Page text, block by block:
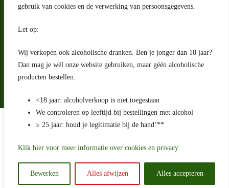
gebruik van cookies en de verwerking van persoonsgegevens.
Let op:
Wij verkopen ook alcoholische dranken. Ben je jonger dan 18 jaar?
Dan mag je wél onze website gebruiken, maar géén alcoholische
producten bestellen.
<18 jaar: alcoholverkoop is niet toegestaan
We controleren op leeftijd bij bestellingen met alcohol
≥ 25 jaar: houd je legitimatie bij de hand’**
Klik hier voor meer informatie over cookies en privacy
Bewerken Alles afwijzen Alles accepteren
Facebook
Herroepingsrecht
Bij bezorging van alcoholhoudende dranken voert de bezorger
Algemene voorwaarden
Betaling en levering